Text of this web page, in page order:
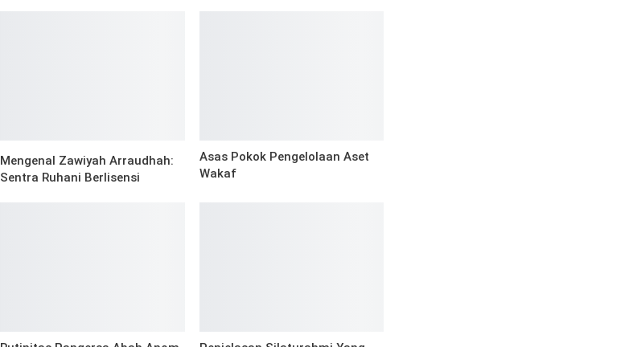
Mengenal Zawiyah Arraudhah:
Sentra Ruhani Berlisensi
Asas Pokok Pengelolaan Aset
Wakaf